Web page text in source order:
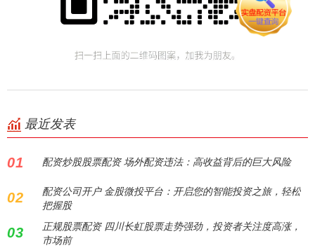
最近发表
01 配资炒股股票配资 场外配资违法：高收益背后的巨大风险
02
配资公司开户 金股微投平台：开启您的智能投资之旅，轻松
把握股
03
正规股票配资 四川长虹股票走势强劲，投资者关注度高涨，
市场前